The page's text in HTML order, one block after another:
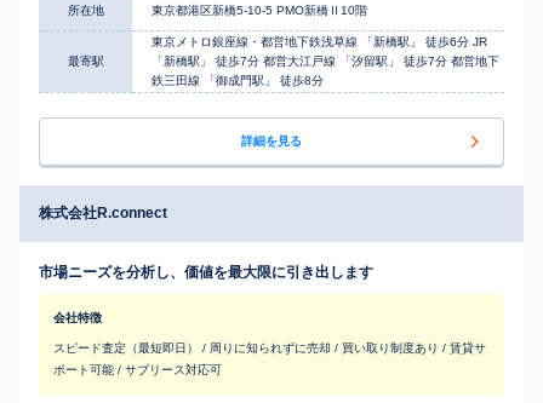
所在地 東京都港区新橋5-10-5 PMO新橋Ⅱ10階
最寄駅
東京メトロ銀座線・都営地下鉄浅草線 「新橋駅」 徒歩6分 JR
「新橋駅」 徒歩7分 都営大江戸線 「汐留駅」 徒歩7分 都営地下
鉄三田線 「御成門駅」 徒歩8分
詳細を見る
株式会社R.connect
市場ニーズを分析し、価値を最大限に引き出します
会社特徴
スピード査定（最短即日） / 周りに知られずに売却 / 買い取り制度あり / 賃貸サ
ポート可能 / サブリース対応可